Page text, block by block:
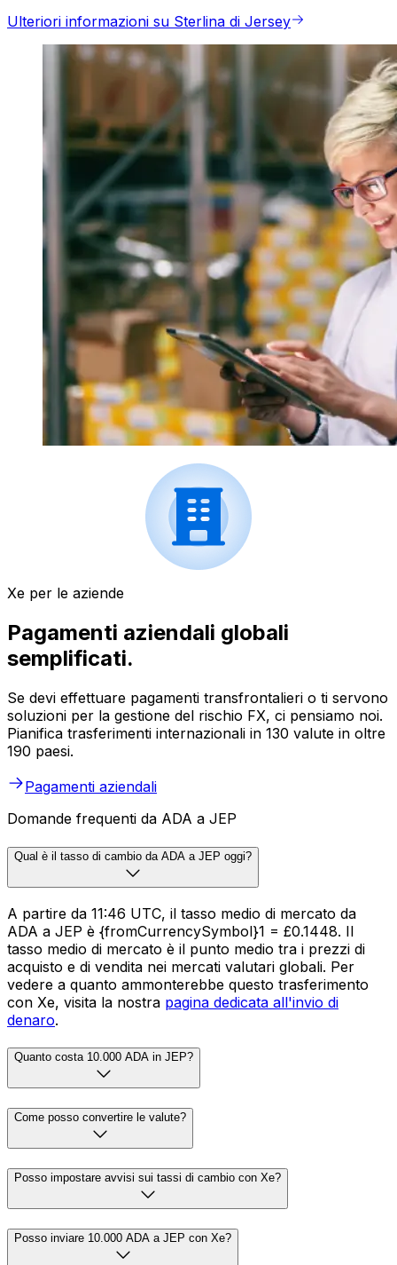
Ulteriori informazioni su Sterlina di Jersey
Xe per le aziende
Pagamenti aziendali globali
semplificati.
Se devi effettuare pagamenti transfrontalieri o ti servono
soluzioni per la gestione del rischio FX, ci pensiamo noi.
Pianifica trasferimenti internazionali in 130 valute in oltre
190 paesi.
Pagamenti aziendali
Domande frequenti da ADA a JEP
Qual è il tasso di cambio da ADA a JEP oggi?
A partire da 11:46 UTC, il tasso medio di mercato da
ADA a JEP è {fromCurrencySymbol}1 = £0.1448. Il
tasso medio di mercato è il punto medio tra i prezzi di
acquisto e di vendita nei mercati valutari globali. Per
vedere a quanto ammonterebbe questo trasferimento
con Xe, visita la nostra pagina dedicata all'invio di
denaro.
Quanto costa 10.000 ADA in JEP?
Come posso convertire le valute?
Posso impostare avvisi sui tassi di cambio con Xe?
Posso inviare 10.000 ADA a JEP con Xe?